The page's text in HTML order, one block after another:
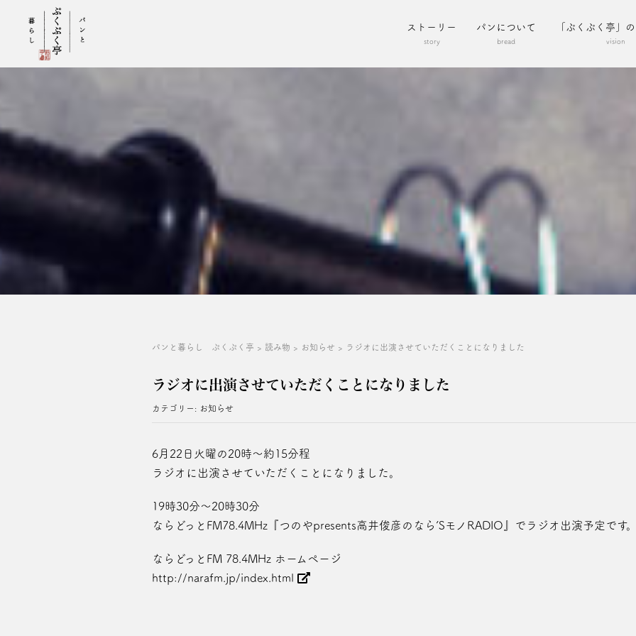
ストーリー
story
パンについて
bread
「ぷくぷく亭」
vision
パンと暮らし ぷくぷく亭 > 読み物 > お知らせ > ラジオに出演させていただくことになりました
ラジオに出演させていただくことになりました
カテゴリー: お知らせ
6月22日火曜の20時～約15分程
ラジオに出演させていただくことになりました。
19時30分～20時30分
ならどっとFM78.4MHz『つのやpresents高井俊彦のなら’SモノRADIO』でラジオ出演予定です
ならどっとFM 78.4MHz ホームページ
http://narafm.jp/index.html